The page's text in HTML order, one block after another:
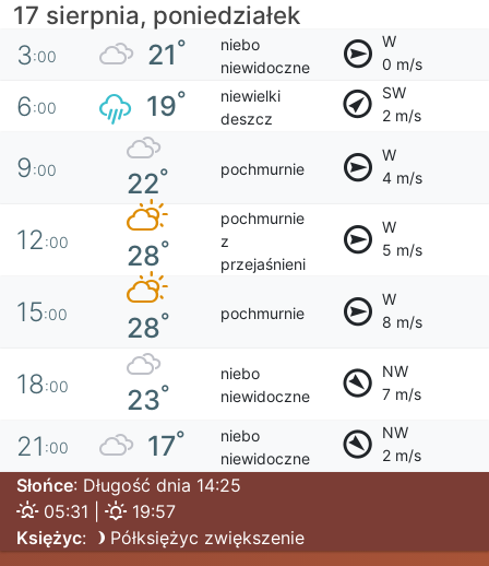
17 sierpnia, poniedziałek
3:00 21°
niebo
niewidoczne
W
0 m/s
6:00 19°
niewielki
deszcz
SW
2 m/s
9:00 22° pochmurnie
W
4 m/s
12:00 28°
pochmurnie
z
przejaśnieni
W
5 m/s
15:00 28° pochmurnie
W
8 m/s
18:00 23°
niebo
niewidoczne
NW
7 m/s
21 :00 17°
niebo
niewidoczne
NW
2 m/s
Słońce: Długość dnia 14:25
05:31 |
19:57
Księżyc: Półksiężyc zwiększenie